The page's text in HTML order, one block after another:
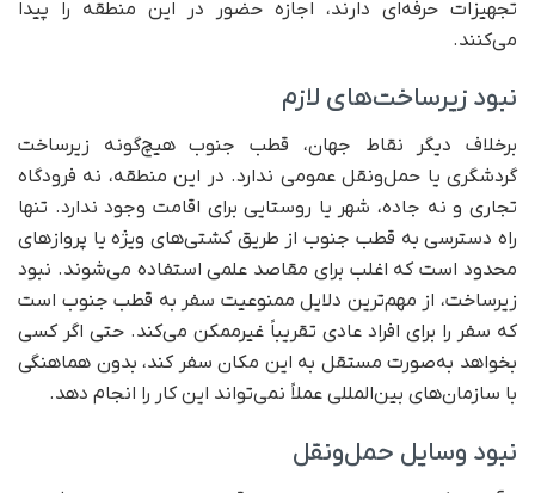
تجهیزات حرفه‌ای دارند، اجازه حضور در این منطقه را پیدا
می‌کنند.
نبود زیرساخت‌های لازم
برخلاف دیگر نقاط جهان، قطب جنوب هیچ‌گونه زیرساخت
گردشگری یا حمل‌ونقل عمومی ندارد. در این منطقه، نه فرودگاه
تجاری و نه جاده، شهر یا روستایی برای اقامت وجود ندارد. تنها
راه دسترسی به قطب جنوب از طریق کشتی‌های ویژه یا پروازهای
محدود است که اغلب برای مقاصد علمی استفاده می‌شوند. نبود
زیرساخت، از مهم‌ترین دلایل ممنوعیت سفر به قطب جنوب است
که سفر را برای افراد عادی تقریباً غیرممکن می‌کند. حتی اگر کسی
بخواهد به‌صورت مستقل به این مکان سفر کند، بدون هماهنگی
با سازمان‌های بین‌المللی عملاً نمی‌تواند این کار را انجام دهد.
نبود وسایل حمل‌ونقل